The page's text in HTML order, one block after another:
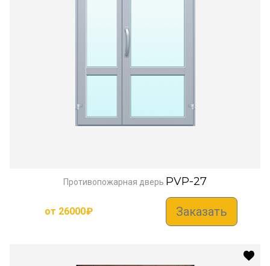
Противопожарная дверь PVP-27
от 26000₽ Заказать